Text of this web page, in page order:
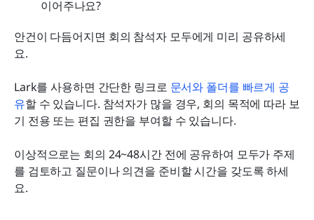
이어주나요?
안건이 다듬어지면 회의 참석자 모두에게 미리 공유하세
요.
Lark를 사용하면 간단한 링크로 문서와 폴더를 빠르게 공
유할 수 있습니다. 참석자가 많을 경우, 회의 목적에 따라 보
기 전용 또는 편집 권한을 부여할 수 있습니다.
이상적으로는 회의 24~48시간 전에 공유하여 모두가 주제
를 검토하고 질문이나 의견을 준비할 시간을 갖도록 하세
요.